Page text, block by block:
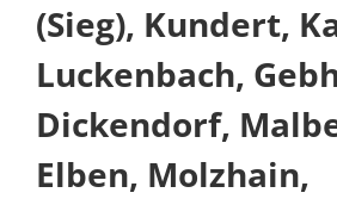
(Sieg), Kundert,
Luckenbach,
Dickendorf,
Elben, Molzhain,